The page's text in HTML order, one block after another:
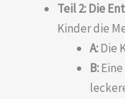
Teil 2: Die
Kinder die
A:Die
B:Eine